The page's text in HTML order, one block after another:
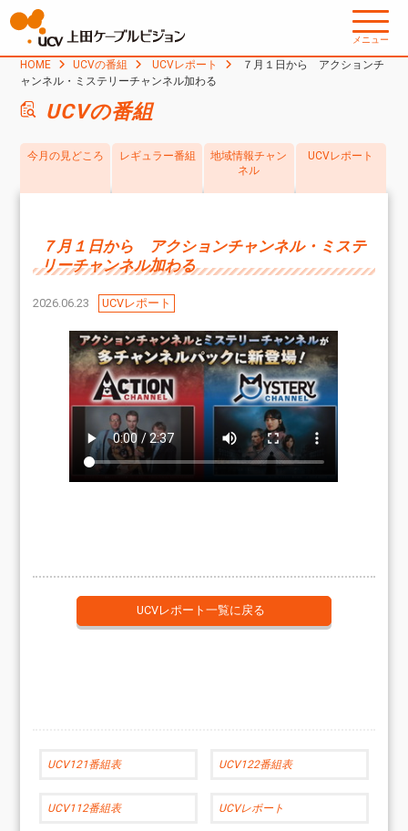
メニュー
HOME UCVの番組 UCVレポート
７月１日から アクションチ
ャンネル・ミステリーチャンネル加わる
UCVの番組
今月の見どころ レギュラー番組
地域情報チャン
ネル
UCVレポート
７月１日から アクションチャンネル・ミステ
リーチャンネル加わる
2026.06.23 UCVレポート
UCVレポート一覧に戻る
UCV121番組表 UCV122番組表
UCV112番組表 UCVレポート